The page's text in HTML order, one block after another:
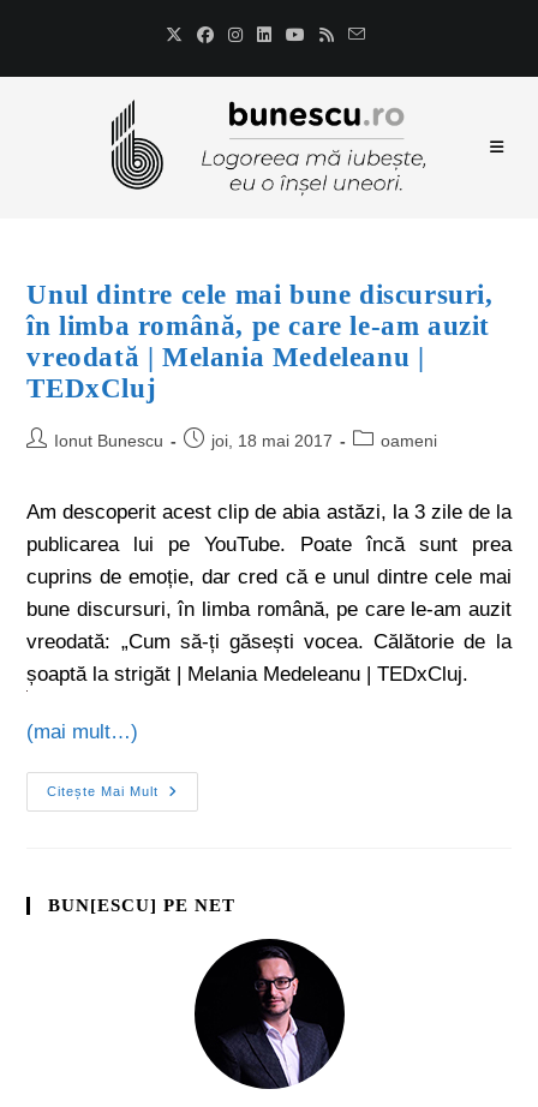
Unul dintre cele mai bune discursuri,
în limba română, pe care le-am auzit
vreodată | Melania Medeleanu |
TEDxCluj
Ionut Bunescu joi, 18 mai 2017 oameni
Am descoperit acest clip de abia astăzi, la 3 zile de la
publicarea lui pe YouTube. Poate încă sunt prea
cuprins de emoție, dar cred că e unul dintre cele mai
bune discursuri, în limba română, pe care le-am auzit
vreodată: „Cum să-ți găsești vocea. Călătorie de la
șoaptă la strigăt | Melania Medeleanu | TEDxCluj.
(mai mult…)
Citește Mai Mult
BUN[ESCU] PE NET